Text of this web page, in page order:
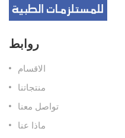
روابط
الاقسام
منتجاتنا
تواصل معنا
ماذا عنا